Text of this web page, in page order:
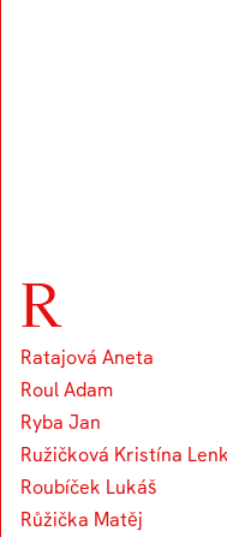
R
Ratajová Aneta
Roul Adam
Ryba Jan
Ružičková Kristína
Roubíček Lukáš
Růžička Matěj